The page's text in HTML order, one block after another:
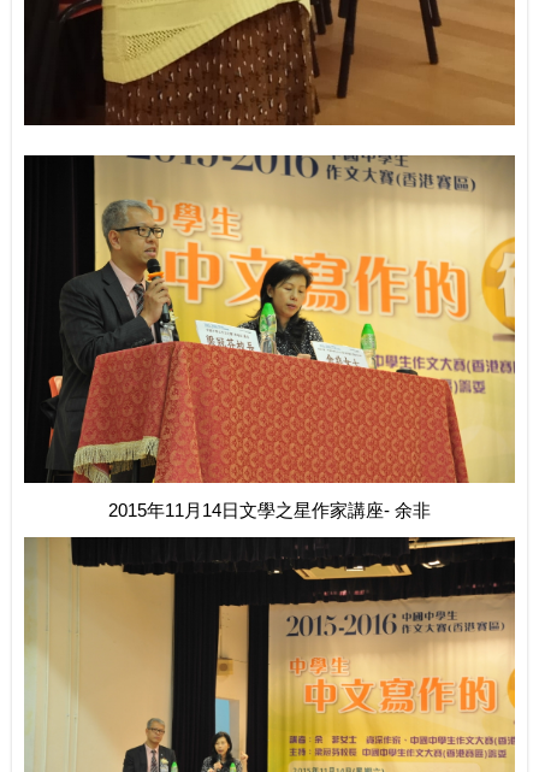
2015年11月14日文學之星作家講座- 余非